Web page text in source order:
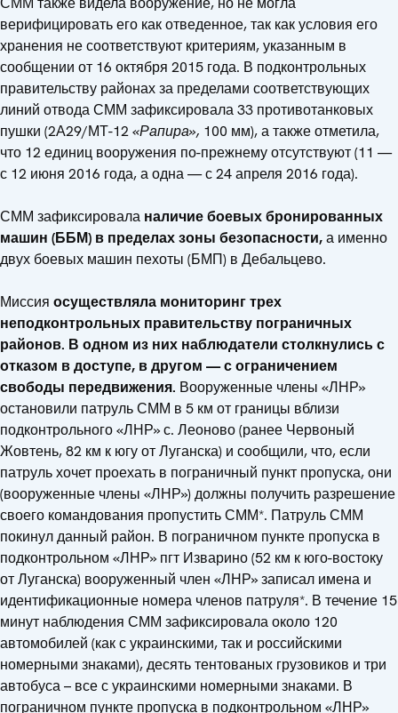
верифицировать его как отведенное, так как условия его
хранения не соответствуют критериям, указанным в
сообщении от 16 октября 2015 года. В подконтрольных
правительству районах за пределами соответствующих
линий отвода СММ зафиксировала 33 противотанковых
пушки (2А29/МТ-12«Рапира», 100 мм), а также отметила,
что 12 единиц вооружения по-прежнему отсутствуют (11 —
с 12 июня 2016 года, а одна — с 24 апреля 2016 года).
СММ зафиксировала наличие боевых бронированных
машин (ББМ) в пределах зоны безопасности,а именно
двух боевых машин пехоты (БМП) в Дебальцево.
Миссия осуществляла мониторинг трех
неподконтрольных правительству пограничных
районов. В одном из них наблюдатели столкнулись с
отказом в доступе, в другом — с ограничением
свободы передвижения. Вооруженные члены «ЛНР»
остановили патруль СММ в 5 км от границы вблизи
подконтрольного «ЛНР» с. Леоново (ранее Червоный
Жовтень, 82 км к югу от Луганска) и сообщили, что, если
патруль хочет проехать в пограничный пункт пропуска, они
(вооруженные члены «ЛНР») должны получить разрешение
своего командования пропустить СММ*. Патруль СММ
покинул данный район. В пограничном пункте пропуска в
подконтрольном «ЛНР» пгт Изварино (52 км к юго-востоку
от Луганска) вооруженный член «ЛНР» записал имена и
идентификационные номера членов патруля*. В течение 15
минут наблюдения СММ зафиксировала около 120
автомобилей (как с украинскими, так и российскими
номерными знаками), десять тентованых грузовиков и три
автобуса – все с украинскими номерными знаками. В
пограничном пункте пропуска в подконтрольном «ЛНР»